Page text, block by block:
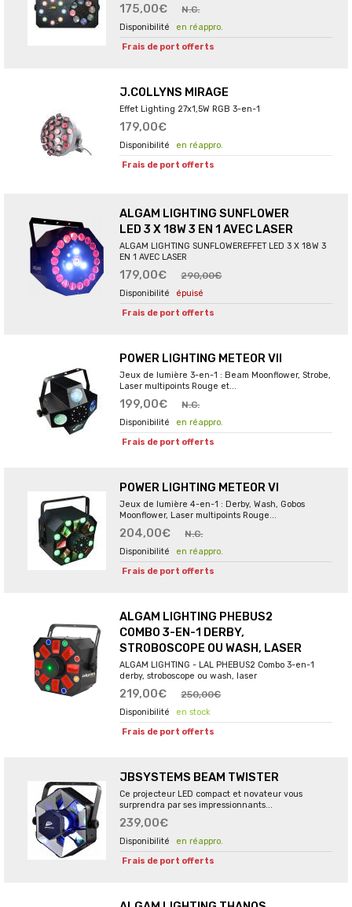
175,00€ N.C.
en réappro.
Frais de port offerts
J.COLLYNS MIRAGE
Effet Lighting 27x1,5W RGB 3-en-1
179,00€
en réappro.
Frais de port offerts
ALGAM LIGHTING SUNFLOWER
LED 3 X 18W 3 EN 1 AVEC LASER
ALGAM LIGHTING SUNFLOWEREFFET LED 3 X 18W 3
EN 1 AVEC LASER
179,00€ 290,00€
épuisé
Frais de port offerts
POWER LIGHTING METEOR VII
Jeux de lumière 3-en-1 : Beam Moonflower, Strobe,
Laser multipoints Rouge et...
199,00€ N.C.
en réappro.
Frais de port offerts
POWER LIGHTING METEOR VI
Jeux de lumière 4-en-1 : Derby, Wash, Gobos
Moonflower, Laser multipoints Rouge...
204,00€ N.C.
en réappro.
Frais de port offerts
ALGAM LIGHTING PHEBUS2
COMBO 3-EN-1 DERBY,
STROBOSCOPE OU WASH, LASER
ALGAM LIGHTING - LAL PHEBUS2 Combo 3-en-1
derby, stroboscope ou wash, laser
219,00€ 250,00€
en stock
Frais de port offerts
JBSYSTEMS BEAM TWISTER
Ce projecteur LED compact et novateur vous
surprendra par ses impressionnants...
239,00€
en réappro.
Frais de port offerts